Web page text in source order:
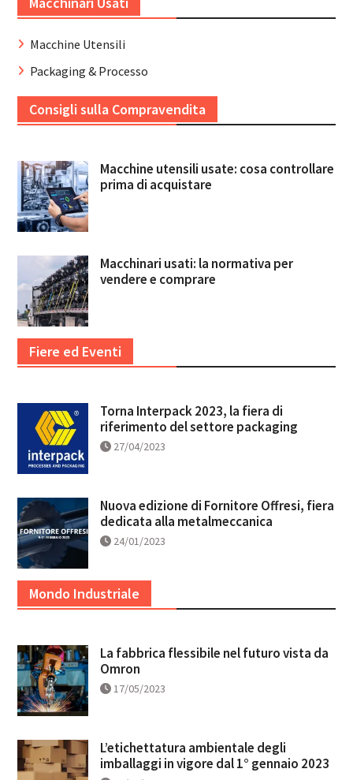
Macchine Utensili
Packaging & Processo
Consigli sulla Compravendita
Macchine utensili usate: cosa controllare
prima di acquistare
Macchinari usati: la normativa per
vendere e comprare
Fiere ed Eventi
Torna Interpack 2023, la fiera di
riferimento del settore packaging
27/04/2023
Nuova edizione di Fornitore Offresi, fiera
dedicata alla metalmeccanica
24/01/2023
Mondo Industriale
La fabbrica flessibile nel futuro vista da
Omron
17/05/2023
L’etichettatura ambientale degli
imballaggi in vigore dal 1° gennaio 2023